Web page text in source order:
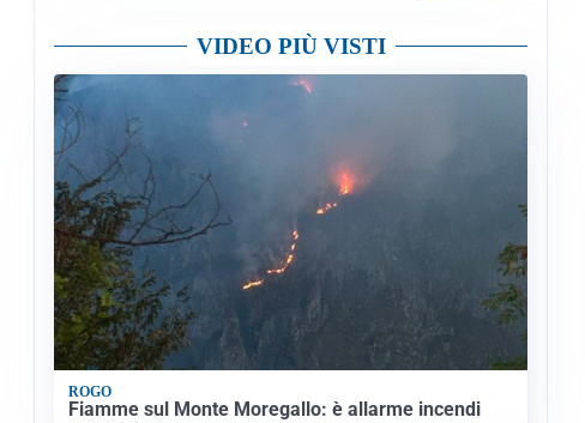
VIDEO PIÙ VISTI
ROGO
Fiamme sul Monte Moregallo: è allarme incendi